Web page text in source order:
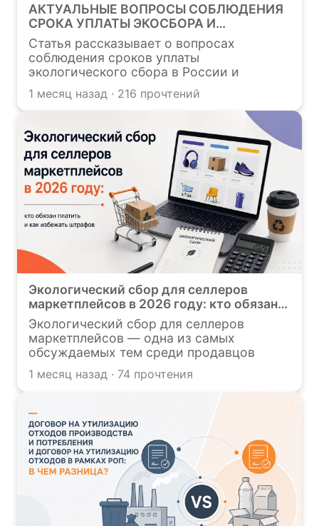
АКТУАЛЬНЫЕ ВОПРОСЫ СОБЛЮДЕНИЯ
СРОКА УПЛАТЫ ЭКОСБОРА И
ОТВЕТСТВЕННОСТИ ЗА ЕГО
НАРУШЕНИЕ Штрафы, судебная
практика и способы защиты
Статья рассказывает о вопросах
соблюдения сроков уплаты
экологического сбора в России и
ответственности за их нарушение. В ней
обсуждаются спорные моменты по
датам, штрафные санкции, судебная
практика и советы по минимизации
рисков.
1 месяц назад · 216 прочтений
Экологический сбор для селлеров
маркетплейсов в 2026 году: кто обязан
платить и как избежать штрафов
Экологический сбор для селлеров
маркетплейсов — одна из самых
обсуждаемых тем среди продавцов
электронных торговых площадок. После
реформы расширенной ответственности
предприниматели столкнулись с
вопросом: возникает ли обязанность по
уплате экологического сбора при
продаже товаров через маркетплейсы? В
этой статье разберем, кто из селлеров
обязан платить экологический сбор, в
каких случаях возникает обязанность в
рамках РОП, какие штрафы
1 месяц назад · 74 прочтения